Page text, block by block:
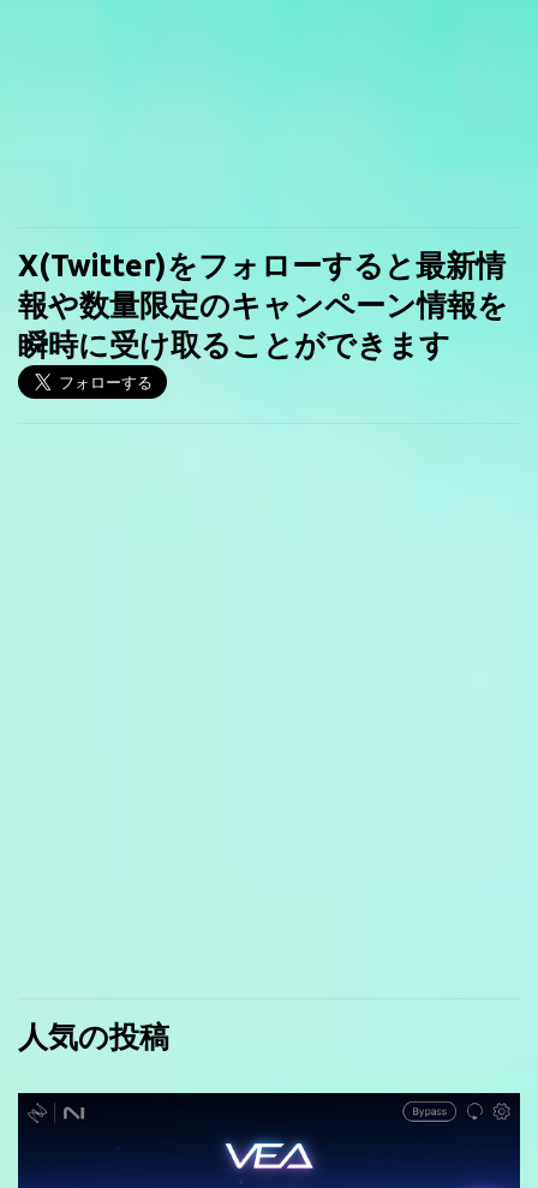
X(Twitter)をフォローすると最新情
報や数量限定のキャンペーン情報を
瞬時に受け取ることができます
人気の投稿